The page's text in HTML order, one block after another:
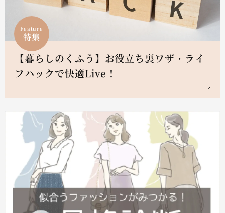
Feature
特集
【暮らしのくふう】お役立ち裏ワザ・ライ
フハックで快適Live！